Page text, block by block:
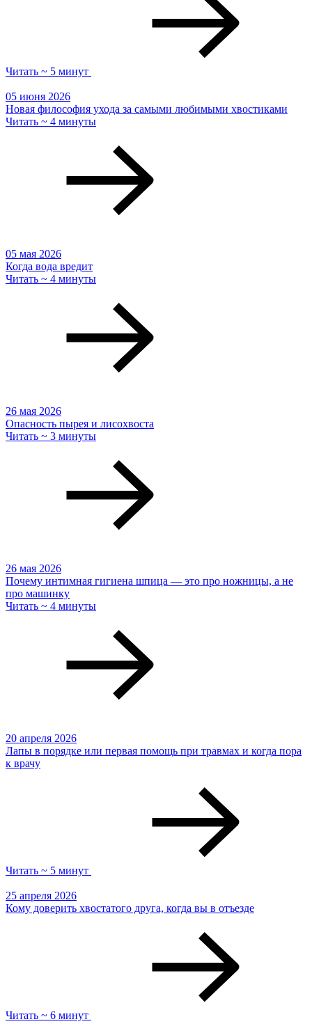
Читать ~ 5 минут
05 июня 2026
Новая философия ухода за самыми любимыми хвостиками
Читать ~ 4 минуты
05 мая 2026
Когда вода вредит
Читать ~ 4 минуты
26 мая 2026
Опасность пырея и лисохвоста
Читать ~ 3 минуты
26 мая 2026
Почему интимная гигиена шпица — это про ножницы, а не
про машинку
Читать ~ 4 минуты
20 апреля 2026
Лапы в порядке или первая помощь при травмах и когда пора
к врачу
Читать ~ 5 минут
25 апреля 2026
Кому доверить хвостатого друга, когда вы в отъезде
Читать ~ 6 минут